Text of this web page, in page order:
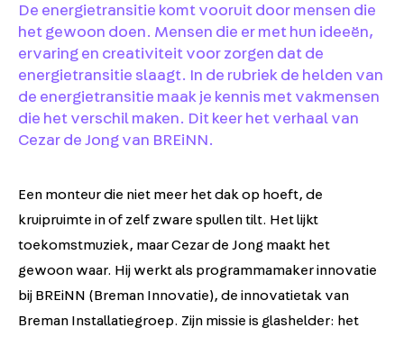
De energietransitie komt vooruit door mensen die
het gewoon doen. Mensen die er met hun ideeën,
ervaring en creativiteit voor zorgen dat de
energietransitie slaagt. In de rubriek de helden van
de energietransitie maak je kennis met vakmensen
die het verschil maken. Dit keer het verhaal van
Cezar de Jong van BREiNN.
Een monteur die niet meer het dak op hoeft, de
kruipruimte in of zelf zware spullen tilt. Het lijkt
toekomstmuziek, maar Cezar de Jong maakt het
gewoon waar. Hij werkt als programmamaker innovatie
bij BREiNN (Breman Innovatie), de innovatietak van
Breman Installatiegroep. Zijn missie is glashelder: het